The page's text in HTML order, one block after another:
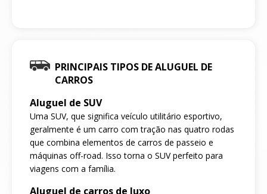
PRINCIPAIS TIPOS DE ALUGUEL DE
CARROS
Aluguel de SUV
Uma SUV, que significa veículo utilitário esportivo,
geralmente é um carro com tração nas quatro rodas
que combina elementos de carros de passeio e
máquinas off-road. Isso torna o SUV perfeito para
viagens com a família.
Aluguel de carros de luxo